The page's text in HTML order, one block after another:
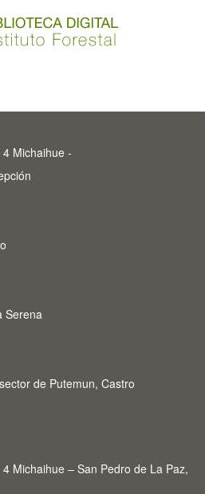
Michaihue -
Serena
de Putemun, Castro
Michaihue – San Pedro de La Paz,